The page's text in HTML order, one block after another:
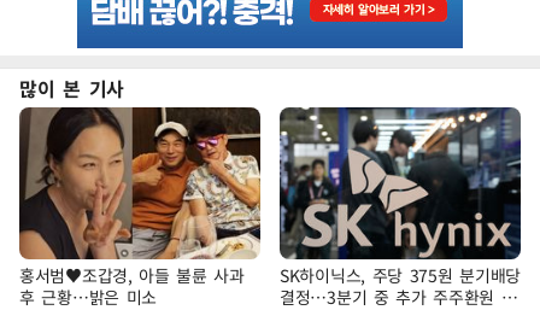
많이 본 기사
홍서범♥조갑경, 아들 불륜 사과
후 근황…밝은 미소
SK하이닉스, 주당 375원 분기배당
결정…3분기 중 추가 주주환원 발